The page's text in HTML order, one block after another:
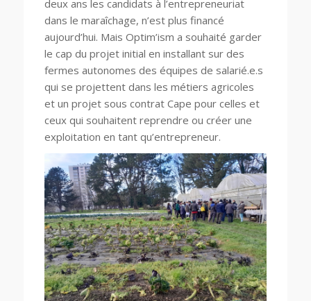
deux ans les candidats à l’entrepreneuriat
dans le maraîchage, n’est plus financé
aujourd’hui. Mais Optim’ism a souhaité garder
le cap du projet initial en installant sur des
fermes autonomes des équipes de salarié.e.s
qui se projettent dans les métiers agricoles
et un projet sous contrat Cape pour celles et
ceux qui souhaitent reprendre ou créer une
exploitation en tant qu’entrepreneur.